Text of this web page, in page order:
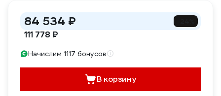
84 534 ₽
111 778 ₽
Начислим 1117 бонусов
В корзину